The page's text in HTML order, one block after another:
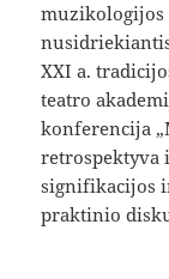
muzikologijos
XXI a.
teatro
konferencija
retrospektyva
signifikacijos
praktinio